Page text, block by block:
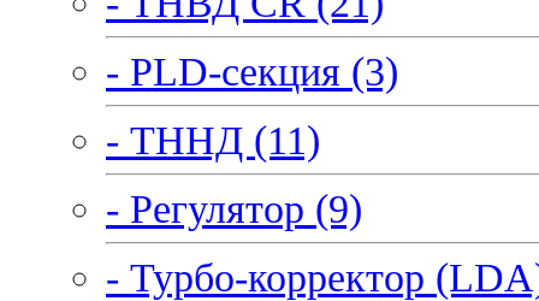
- PLD-секция (3)
- ТННД (11)
- Регулятор (9)
- Турбо-корректор